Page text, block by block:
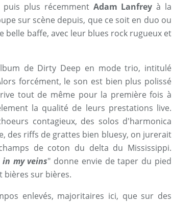
plus récemment Adam Lanfrey à la
sur scène depuis, que ce soit en duo ou
belle baffe, avec leur blues rock rugueux et
de Dirty Deep en mode trio, intitulé
forcément, le son est bien plus polissé
tout de même pour la première fois à
la qualité de leurs prestations live.
contagieux, des solos d'harmonica
des riffs de grattes bien bluesy, on jurerait
de coton du delta du Mississippi.
my veins" donne envie de taper du pied
bières sur bières.
enlevés, majoritaires ici, que sur des